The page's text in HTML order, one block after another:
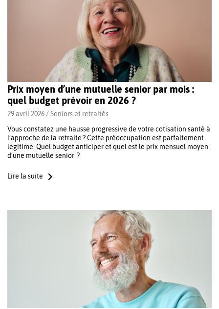
Prix moyen d’une mutuelle senior par mois :
quel budget prévoir en 2026 ?
29 avril 2026 /Seniors et retraités
Vous constatez une hausse progressive de votre cotisation santé à
l’approche de la retraite ? Cette préoccupation est parfaitement
légitime. Quel budget anticiper et quel est le prix mensuel moyen
d’une mutuelle senior ?
Lire la suite